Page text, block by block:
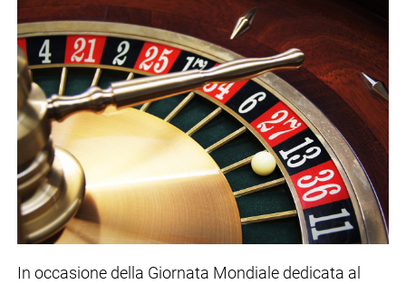
In occasione della Giornata Mondiale dedicata al